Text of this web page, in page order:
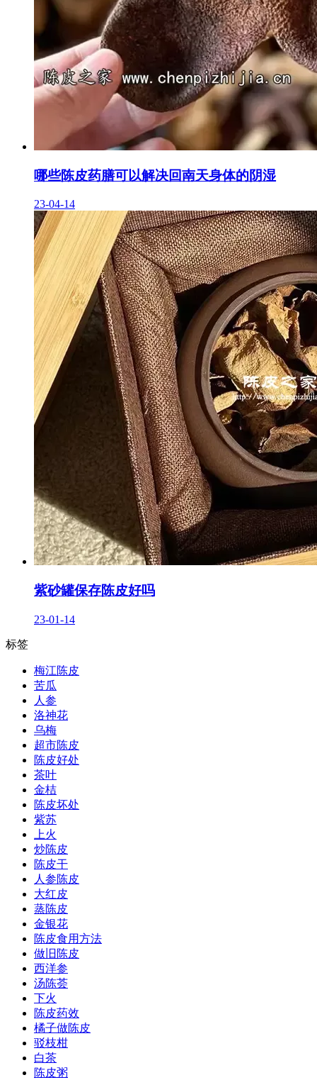
哪些陈皮药膳可以解决回南天身体的阴湿
23-04-14
紫砂罐保存陈皮好吗
23-01-14
标签
梅江陈皮
苦瓜
人参
洛神花
乌梅
超市陈皮
陈皮好处
茶叶
金桔
陈皮坏处
紫苏
上火
炒陈皮
陈皮干
人参陈皮
大红皮
蒸陈皮
金银花
陈皮食用方法
做旧陈皮
西洋参
汤陈荟
下火
陈皮药效
橘子做陈皮
驳枝柑
白茶
陈皮粥